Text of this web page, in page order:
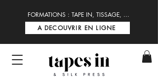
FORMATIONS : TAPE IN, TISSAGE, ...
A DECOUVRIR EN LIGNE